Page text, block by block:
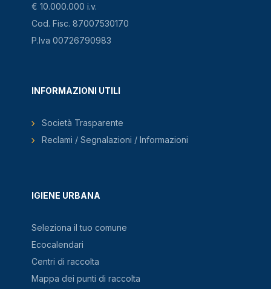
€ 10.000.000 i.v.
Cod. Fisc. 87007530170
P.Iva 00726790983
IGIENE URBANA
Seleziona il tuo comune
Ecocalendari
Centri di raccolta
Mappa dei punti di raccolta
INFORMAZIONI UTILI
Società Trasparente
Reclami / Segnalazioni / Informazioni